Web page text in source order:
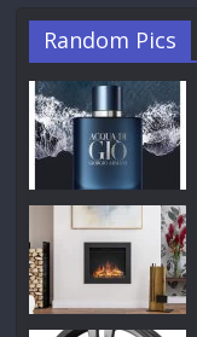
Random Pics